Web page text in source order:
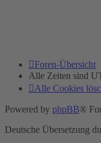
Foren-Übersicht
Alle Zeiten sind
Alle Cookies
Powered by phpBB®
Deutsche Übersetzung